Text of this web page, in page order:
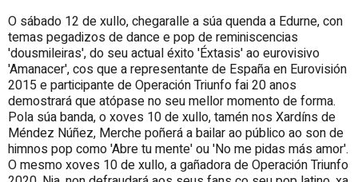
O sábado 12 de xullo, chegaralle a súa quenda a Edurne, con
temas pegadizos de dance e pop de reminiscencias
'dousmileiras', do seu actual éxito 'Éxtasis' ao eurovisivo
'Amanacer', cos que a representante de España en Eurovisión
2015 e participante de Operación Triunfo fai 20 anos
demostrará que atópase no seu mellor momento de forma.
Pola súa banda, o xoves 10 de xullo, tamén nos Xardíns de
Méndez Núñez, Merche poñerá a bailar ao público ao son de
himnos pop como 'Abre tu mente' ou 'No me pidas más amor'.
O mesmo xoves 10 de xullo, a gañadora de Operación Triunfo